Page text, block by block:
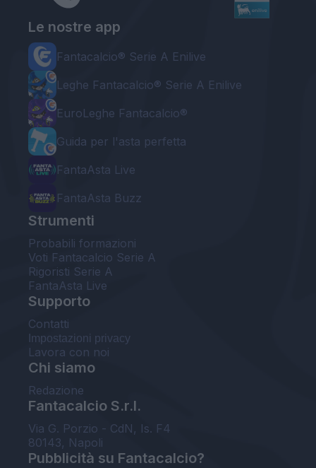
Le nostre app
Fantacalcio® Serie A Enilive
Leghe Fantacalcio® Serie A Enilive
EuroLeghe Fantacalcio®
Guida per l'asta perfetta
FantaAsta Live
FantaAsta Buzz
Strumenti
Probabili formazioni
Voti Fantacalcio Serie A
Rigoristi Serie A
FantaAsta Live
Supporto
Contatti
Impostazioni privacy
Lavora con noi
Chi siamo
Redazione
Fantacalcio S.r.l.
Via G. Porzio - CdN, Is. F4
80143, Napoli
Pubblicità su Fantacalcio?